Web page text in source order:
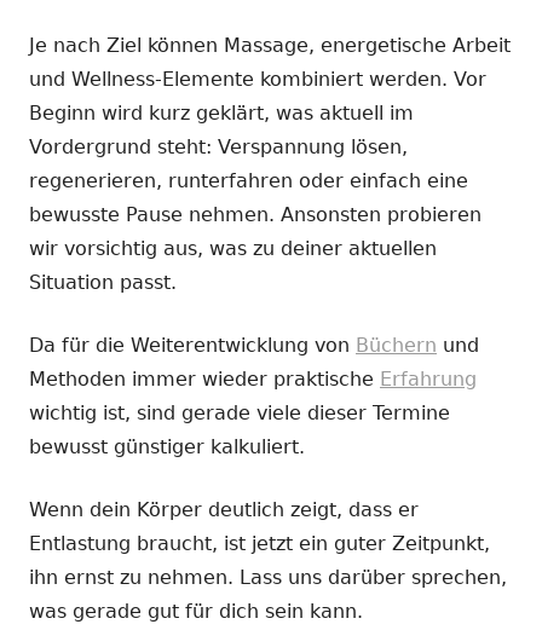
Je nach Ziel können Massage, energetische Arbeit
und Wellness-Elemente kombiniert werden. Vor
Beginn wird kurz geklärt, was aktuell im
Vordergrund steht: Verspannung lösen,
regenerieren, runterfahren oder einfach eine
bewusste Pause nehmen. Ansonsten probieren
wir vorsichtig aus, was zu deiner aktuellen
Situation passt.
Da für die Weiterentwicklung von Büchern und
Methoden immer wieder praktische Erfahrung
wichtig ist, sind gerade viele dieser Termine
bewusst günstiger kalkuliert.
Wenn dein Körper deutlich zeigt, dass er
Entlastung braucht, ist jetzt ein guter Zeitpunkt,
ihn ernst zu nehmen. Lass uns darüber sprechen,
was gerade gut für dich sein kann.